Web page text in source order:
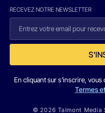
RECEVEZ NOTRE NEWSLETTER
En cliquant sur s'inscrire,
Termes
© 2026 Talmont Media